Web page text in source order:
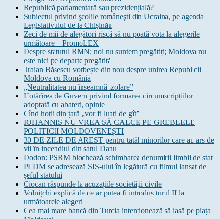
Republică parlamentară sau prezidențială?
Subiectul privind şcolile româneşti din Ucraina, pe agenda
Legislativului de la Chişinău
Zeci de mii de alegători riscă să nu poată vota la alegerile
următoare – PromoLEX
Despre statutul RMN: noi nu suntem pregătiți; Moldova nu
este nici pe departe pregătită
Traian Băsescu vorbește din nou despre unirea Republicii
Moldova cu România
„Neutralitatea nu înseamnă izolare”
Hotărîrea de Guvern privind formarea circumscripțiilor
adoptată cu abateri, opinie
Cînd hoții din țară „vor fi luați de gît”
IOHANNIS NU VREA SĂ CALCE PE GREBLELE
POLITICII MOLDOVENEȘTI
30 DE ZILE DE AREST pentru tatăl minorilor care au ars de
vii în incendiul din satul Danu
Dodon: PSRM blochează schimbarea denumirii limbii de stat
PLDM se adresează SIS-ului în legătură cu filmul lansat de
șeful statului
Ciocan răspunde la acuzațiile societății civile
Volnițchi explică de ce ar putea fi introdus turul II la
următoarele alegeri
Cea mai mare bancă din Turcia intenționează să iasă pe piața